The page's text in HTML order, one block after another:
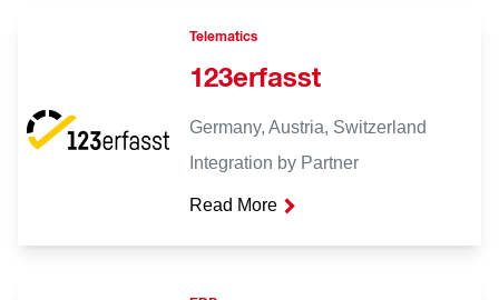
Telematics
123erfasst
Germany, Austria, Switzerland
Integration by Partner
Read More